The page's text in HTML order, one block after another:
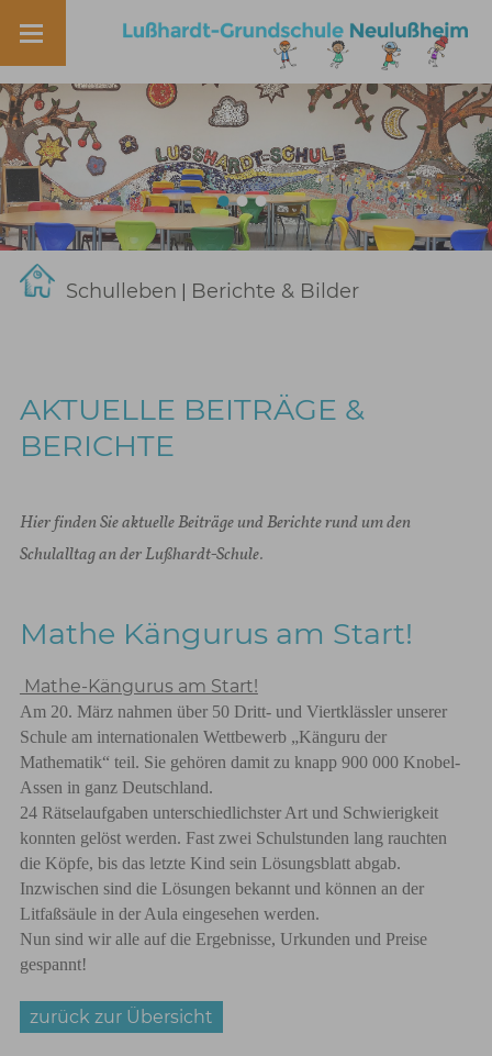
Schulleben Berichte & Bilder
AKTUELLE BEITRÄGE &
BERICHTE
Hier finden Sie aktuelle Beiträge und Berichte rund um den
Schulalltag an der Lußhardt-Schule.
Mathe Kängurus am Start!
Mathe-Kängurus am Start!
Am 20. März nahmen über 50 Dritt- und Viertklässler unserer
Schule am internationalen Wettbewerb „Känguru der
Mathematik“ teil. Sie gehören damit zu knapp 900 000 Knobel-
Assen in ganz Deutschland.
24 Rätselaufgaben unterschiedlichster Art und Schwierigkeit
konnten gelöst werden. Fast zwei Schulstunden lang rauchten
die Köpfe, bis das letzte Kind sein Lösungsblatt abgab.
Inzwischen sind die Lösungen bekannt und können an der
Litfaßsäule in der Aula eingesehen werden.
Nun sind wir alle auf die Ergebnisse, Urkunden und Preise
gespannt!
zurück zur Übersicht